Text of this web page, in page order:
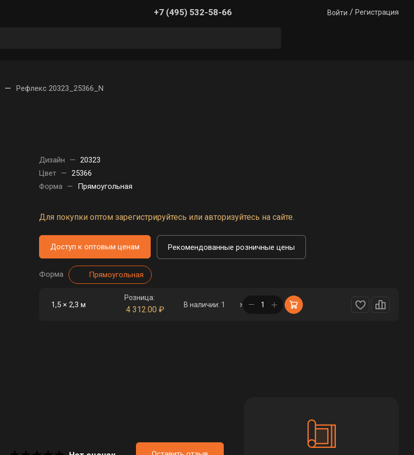
+7 (495) 532-58-66 Войти / Регистрация
— Рефлекс 20323_25366_N
Дизайн — 20323
Цвет — 25366
Форма — Прямоугольная
Для покупки оптом зарегистрируйтесь или авторизуйтесь на сайте.
Доступ к оптовым ценам Рекомендованные розничные цены
Форма Прямоугольная
1,5 × 2,3 м
Розница:
4 312.00 ₽
В наличии: 1в корзине